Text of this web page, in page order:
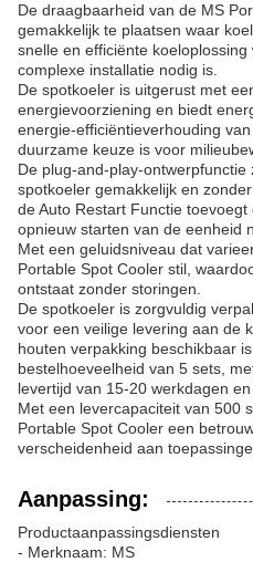
De draagbaarheid van de MS
gemakkelijk te plaatsen waar
snelle en efficiënte
complexe installatie nodig is.
De spotkoeler is uitgerust met
energievoorziening en biedt
energie-efficiëntieverhouding
duurzame keuze is voor
De plug-and-play-
spotkoeler gemakkelijk en
de Auto Restart Functie
opnieuw starten van de eenheid
Met een geluidsniveau dat
Portable Spot Cooler stil,
ontstaat zonder storingen.
De spotkoeler is zorgvuldig
voor een veilige levering aan de
houten verpakking beschikbaar
bestelhoeveelheid van 5 sets,
levertijd van 15-20 werkdagen
Met een levercapaciteit van 500
Portable Spot Cooler een
verscheidenheid aan
Aanpassing:
Productaanpassingsdiensten
- Merknaam: MS